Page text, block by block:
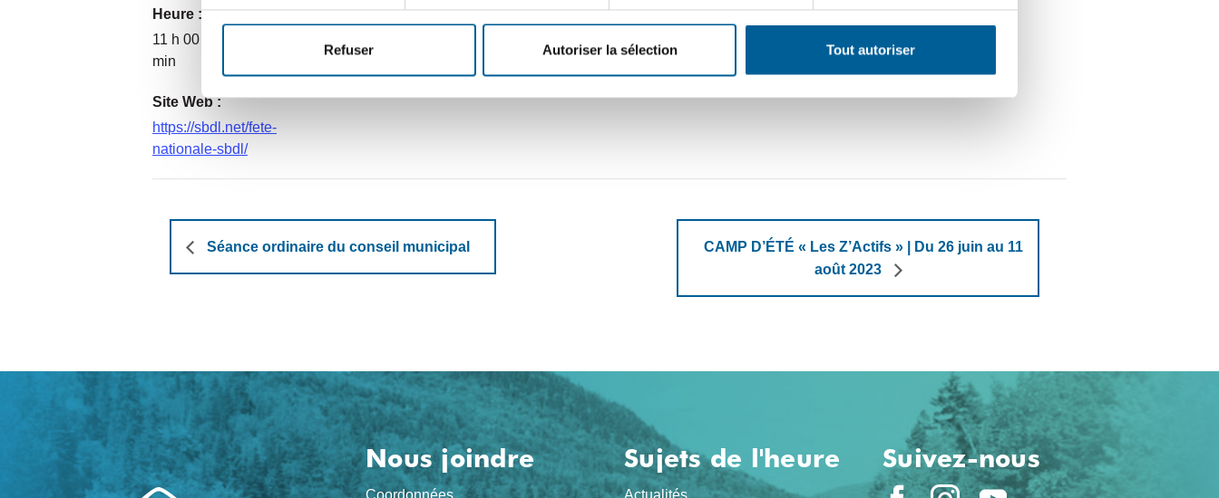
Refuser Autoriser la sélection Tout autoriser
Heure :
11 h 00 min - 23 h 30
min
Site Web :
https://sbdl.net/fete-
nationale-sbdl/
Séance ordinaire du conseil municipal
CAMP D’ÉTÉ « Les Z’Actifs » | Du 26 juin au 11
août 2023
Navigation
Nous joindre Sujets de l'heure Suivez-nous